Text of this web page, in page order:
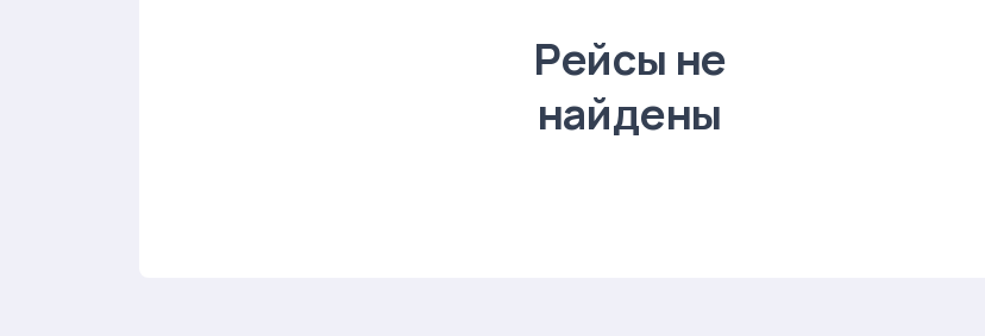
Рейсы не
найдены